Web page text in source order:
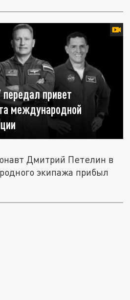
привет
международной
Дмитрий Петелин в
экипажа прибыл